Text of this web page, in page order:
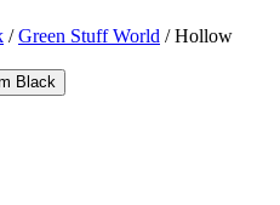
/ Green Stuff World /Hollow